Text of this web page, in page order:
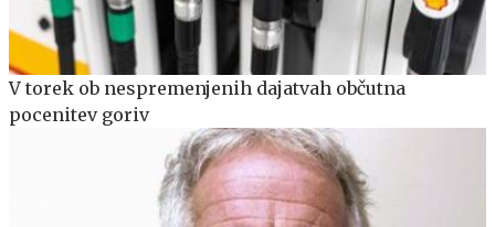
V torek ob nespremenjenih dajatvah občutna
pocenitev goriv